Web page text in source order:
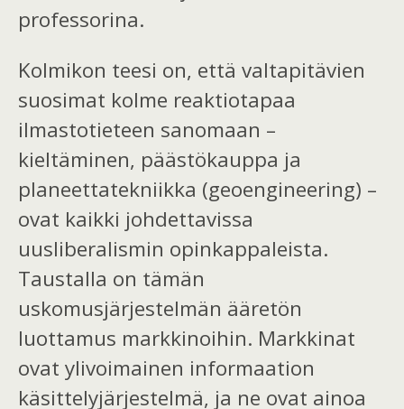
professorina.
Kolmikon teesi on, että valtapitävien
suosimat kolme reaktiotapaa
ilmastotieteen sanomaan –
kieltäminen, päästökauppa ja
planeettatekniikka (geoengineering) –
ovat kaikki johdettavissa
uusliberalismin opinkappaleista.
Taustalla on tämän
uskomusjärjestelmän ääretön
luottamus markkinoihin. Markkinat
ovat ylivoimainen informaation
käsittelyjärjestelmä, ja ne ovat ainoa